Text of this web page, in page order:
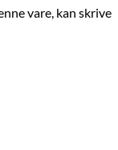
vare, kan skrive